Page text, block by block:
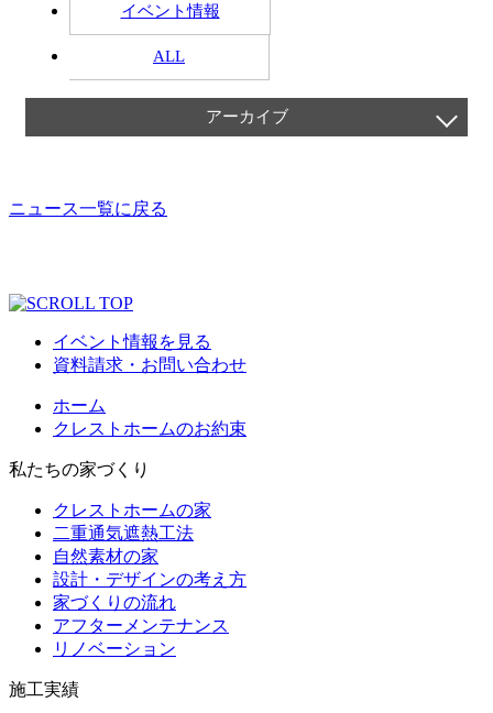
イベント情報
ALL
アーカイブ
2026年4月
2025年11月
2025年10月
ニュース一覧に戻る
イベント情報を見る
資料請求・お問い合わせ
ホーム
クレストホームのお約束
私たちの家づくり
クレストホームの家
二重通気遮熱工法
自然素材の家
設計・デザインの考え方
家づくりの流れ
アフターメンテナンス
リノベーション
施工実績